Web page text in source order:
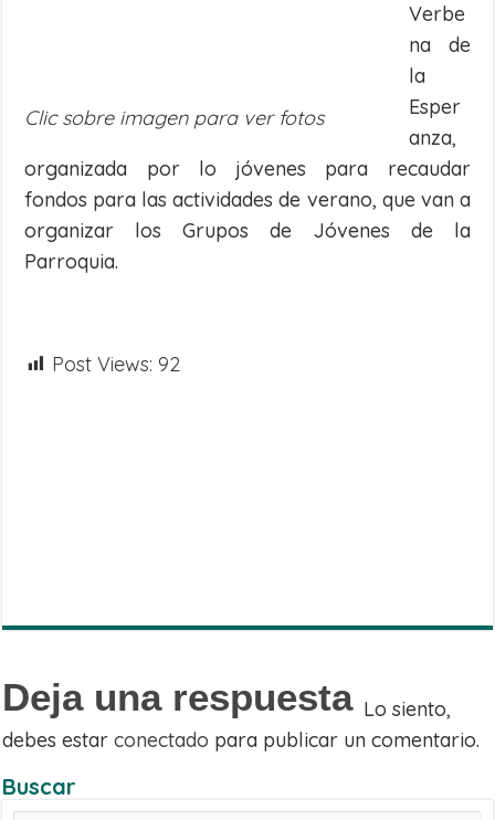
Clic sobre imagen para ver fotos
Verbe
na de
la
Esper
anza,
organizada por lo jóvenes para recaudar
fondos para las actividades de verano, que van a
organizar los Grupos de Jóvenes de la
Parroquia.
Post Views: 92
Email
Deja una respuesta Lo siento,
debes estarconectado para publicar un comentario.
Buscar